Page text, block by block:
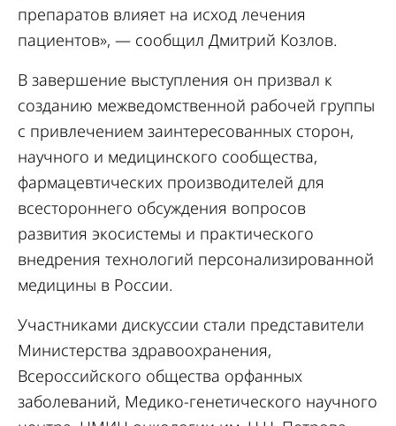
препаратов влияет на исход лечения
пациентов», — сообщил Дмитрий Козлов.
В завершение выступления он призвал к
созданию межведомственной рабочей группы
с привлечением заинтересованных сторон,
научного и медицинского сообщества,
фармацевтических производителей для
всестороннего обсуждения вопросов
развития экосистемы и практического
внедрения технологий персонализированной
медицины в России.
Участниками дискуссии стали представители
Министерства здравоохранения,
Всероссийского общества орфанных
заболеваний, Медико-генетического научного